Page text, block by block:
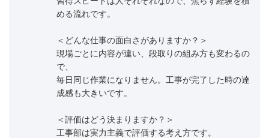
める流れです。
＜どんな仕事の面白さがありますか？＞
現場ごとに内容が違い、段取りの組み方も変わるの
で、
毎日同じ作業になりません。工事が完了した時の達
成感も大きいです。
＜評価はどう決まりますか？＞
工事部は実力主義で評価する考え方です。